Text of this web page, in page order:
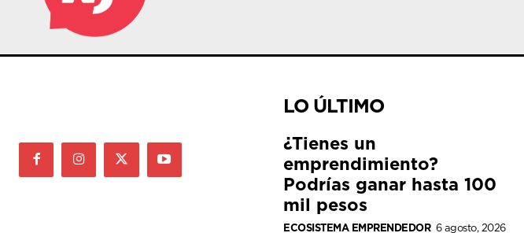
LO ÚLTIMO
¿Tienes un
emprendimiento?
Podrías ganar hasta 100
mil pesos
ECOSISTEMA EMPRENDEDOR 6 agosto, 2026